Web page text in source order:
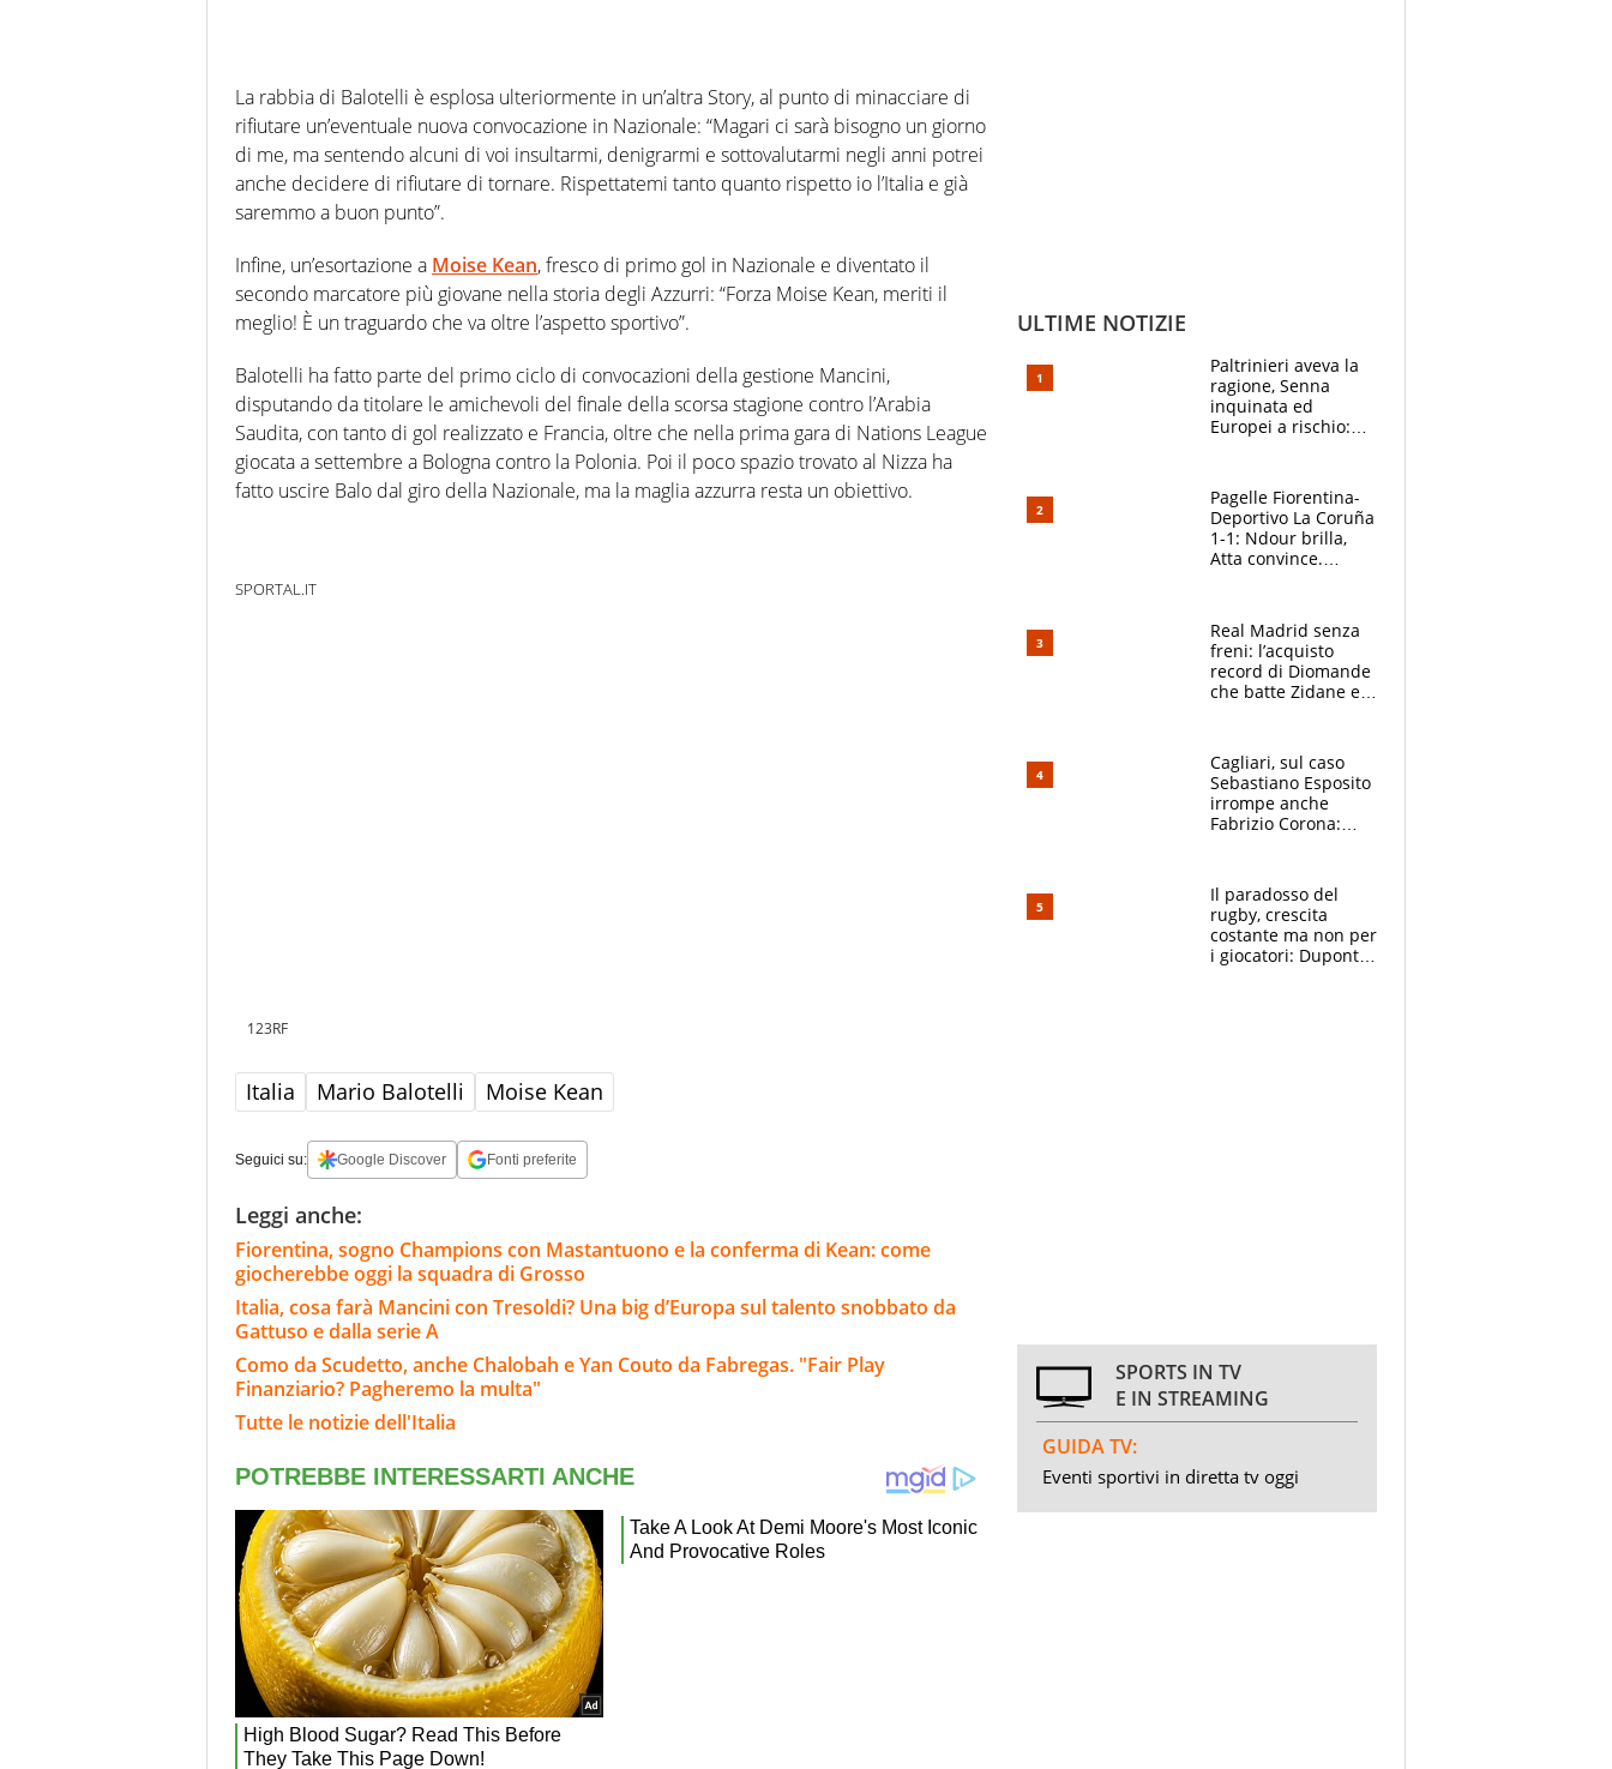
La rabbia di Balotelli è esplosa ulteriormente in un’altra Story, al punto di minacciare di
rifiutare un’eventuale nuova convocazione in Nazionale: “Magari ci sarà bisogno un giorno
di me, ma sentendo alcuni di voi insultarmi, denigrarmi e sottovalutarmi negli anni potrei
anche decidere di rifiutare di tornare. Rispettatemi tanto quanto rispetto io l’Italia e già
saremmo a buon punto”.
Infine, un’esortazione a Moise Kean, fresco di primo gol in Nazionale e diventato il
secondo marcatore più giovane nella storia degli Azzurri: “Forza Moise Kean, meriti il
meglio! È un traguardo che va oltre l’aspetto sportivo”.
Balotelli ha fatto parte del primo ciclo di convocazioni della gestione Mancini,
disputando da titolare le amichevoli del finale della scorsa stagione contro l’Arabia
Saudita, con tanto di gol realizzato e Francia, oltre che nella prima gara di Nations League
giocata a settembre a Bologna contro la Polonia. Poi il poco spazio trovato al Nizza ha
fatto uscire Balo dal giro della Nazionale, ma la maglia azzurra resta un obiettivo.
SPORTAL.IT
123RF
Italia Mario Balotelli Moise Kean
Seguici su: Google Discover Fonti preferite
Leggi anche:
Fiorentina, sogno Champions con Mastantuono e la conferma di Kean: come
giocherebbe oggi la squadra di Grosso
Italia, cosa farà Mancini con Tresoldi? Una big d’Europa sul talento snobbato da
Gattuso e dalla serie A
Como da Scudetto, anche Chalobah e Yan Couto da Fabregas. "Fair Play
Finanziario? Pagheremo la multa"
Tutte le notizie dell'Italia
ULTIME NOTIZIE
Paltrinieri aveva la
ragione, Senna
inquinata ed
Europei a rischio:
adesso
Pagelle Fiorentina-
Deportivo La Coruña
1-1: Ndour brilla,
Atta convince.
Real Madrid senza
freni: l’acquisto
record di Diomande
che batte Zidane e
Cagliari, sul caso
Sebastiano Esposito
irrompe anche
Fabrizio Corona:
prove”
Il paradosso del
rugby, crescita
costante ma non per
i giocatori: Dupont
SPORTS IN TV
E IN STREAMING
GUIDA TV:
Eventi sportivi in diretta tv oggi